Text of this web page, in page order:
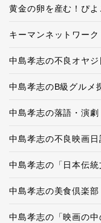
黄金の卵を産む！ぴよ
キーマンネットワーク
中島孝志の不良オヤジ
中島孝志のB級グルメ
中島孝志の落語・演
中島孝志の不良映画日
中島孝志の「日本伝統
中島孝志の美食倶楽部
中島孝志の「映画の中